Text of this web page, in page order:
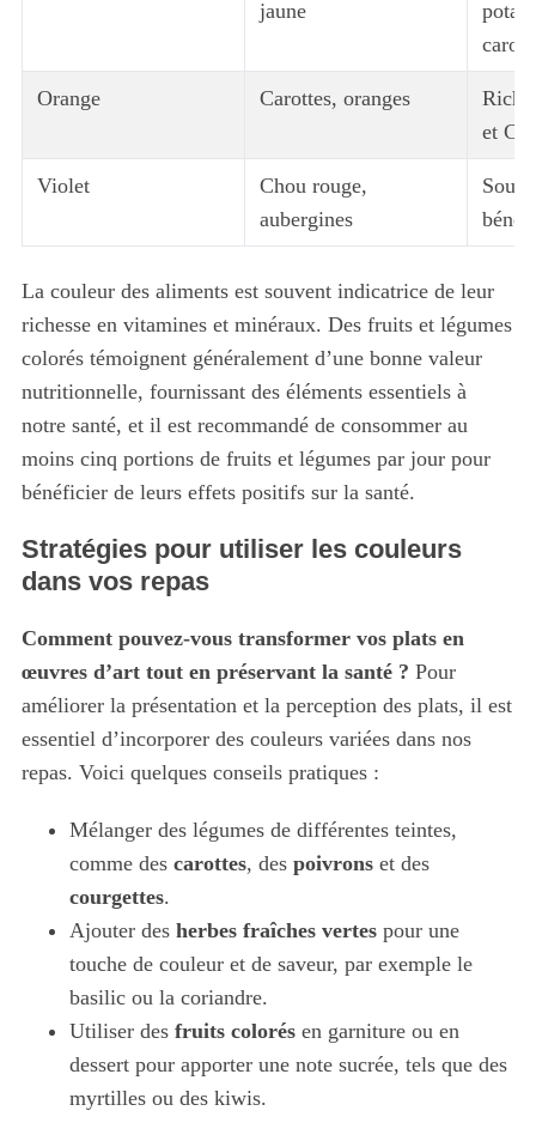
jaune
Orange Carottes, oranges
et C
Violet
Chou rouge,
aubergines
La couleur des aliments est souvent indicatrice de leur
richesse en vitamines et minéraux. Des fruits et légumes
colorés témoignent généralement d’une bonne valeur
nutritionnelle, fournissant des éléments essentiels à
notre santé, et il est recommandé de consommer au
moins cinq portions de fruits et légumes par jour pour
bénéficier de leurs effets positifs sur la santé.
Stratégies pour utiliser les couleurs
dans vos repas
Comment pouvez-vous transformer vos plats en
œuvres d’art tout en préservant la santé ? Pour
améliorer la présentation et la perception des plats, il est
essentiel d’incorporer des couleurs variées dans nos
repas. Voici quelques conseils pratiques :
Mélanger des légumes de différentes teintes,
comme des carottes, des poivronset des
courgettes.
Ajouter des herbes fraîches vertespour une
touche de couleur et de saveur, par exemple le
basilic ou la coriandre.
Utiliser des fruits colorésen garniture ou en
dessert pour apporter une note sucrée, tels que des
myrtilles ou des kiwis.
a